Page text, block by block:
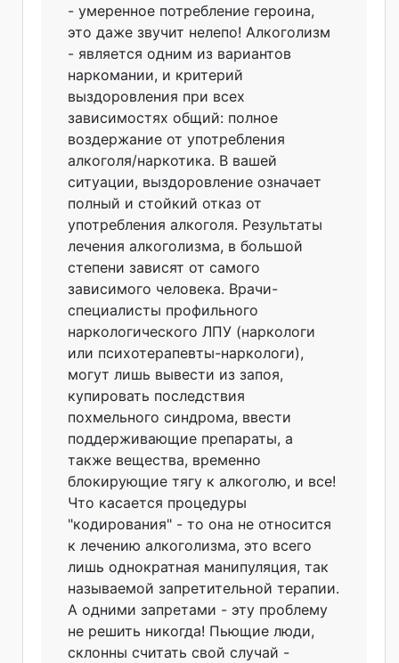
- умеренное потребление героина,
это даже звучит нелепо! Алкоголизм
- является одним из вариантов
наркомании, и критерий
выздоровления при всех
зависимостях общий: полное
воздержание от употребления
алкоголя/наркотика. В вашей
ситуации, выздоровление означает
полный и стойкий отказ от
употребления алкоголя. Результаты
лечения алкоголизма, в большой
степени зависят от самого
зависимого человека. Врачи-
специалисты профильного
наркологического ЛПУ (наркологи
или психотерапевты-наркологи),
могут лишь вывести из запоя,
купировать последствия
похмельного синдрома, ввести
поддерживающие препараты, а
также вещества, временно
блокирующие тягу к алкоголю, и все!
Что касается процедуры
"кодирования" - то она не относится
к лечению алкоголизма, это всего
лишь однократная манипуляция, так
называемой запретительной терапии.
А одними запретами - эту проблему
не решить никогда! Пьющие люди,
склонны считать свой случай -